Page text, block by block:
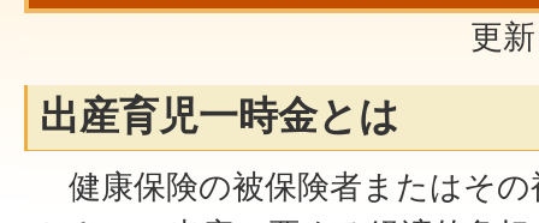
更
出産育児一時金とは
健康保険の被保険者またはその